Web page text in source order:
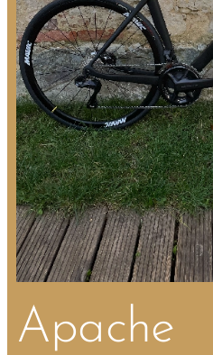
Apache